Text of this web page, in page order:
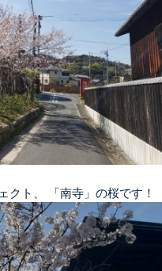
クト、 「南寺」の桜です！